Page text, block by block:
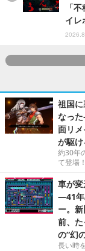
「
イレ
祖国
なっ
面リ
が駆
約30年
て登場！
車が
―41年
ー。
前、
の“幻
長い時